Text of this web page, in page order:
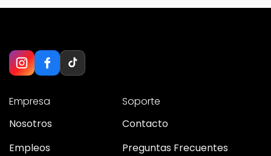
Empresa
Nosotros
Empleos
Soporte
Contacto
Preguntas Frecuentes